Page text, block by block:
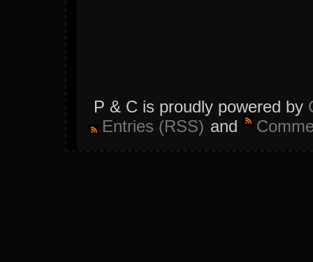
P & C is proudly powered by
Entries (RSS) and